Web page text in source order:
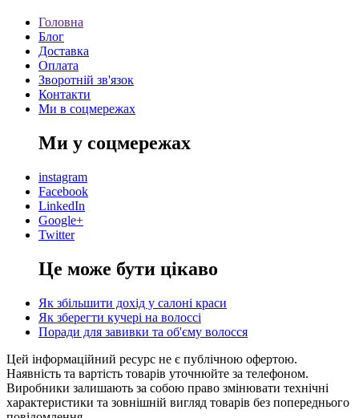
Головна
Блог
Доставка
Оплата
Зворотній зв'язок
Контакти
Ми в соцмережах
Ми у соцмережах
instagram
Facebook
LinkedIn
Google+
Twitter
Це може бути цікаво
Як збільшити дохід у салоні краси
Як зберегти кучері на волоссі
Поради для завивки та об'єму волосся
Цей інформаційний ресурс не є публічною офертою.
Наявність та вартість товарів уточнюйте за телефоном.
Виробники залишають за собою право змінювати технічні
характеристики та зовнішній вигляд товарів без попереднього